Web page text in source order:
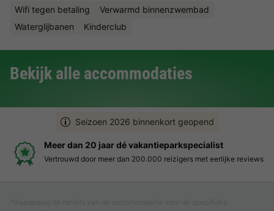
Wifi tegen betaling
Verwarmd binnenzwembad
Waterglijbanen
Kinderclub
Bekijk alle accommodaties
Seizoen 2026 binnenkort geopend
Meer dan 20 jaar dé vakantieparkspecialist
Vertrouwd door meer dan 200.000 reizigers met eerlijke reviews